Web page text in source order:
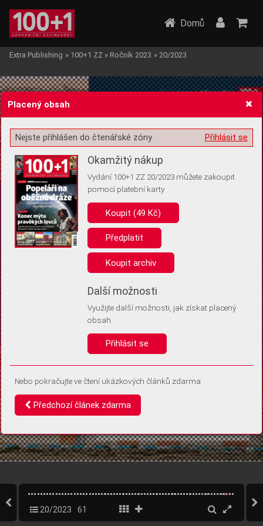
Žádost o souhlas s ukládáním volitelných informací
Pro základní fungování webu nepotřebujeme ukládat žádné informace
(tzv. cookies apod.). Rádi bychom vás ale požádali o souhlas s
uložením volitelných informací:
Anonymní unikátní ID
Díky němu příště poznáme, že se jedná o stejné zařízení, a
Identifikátor je zcela anonymní.
Vaše souhlasy a odmítnutí si ukládáme do vašeho zařízení, abychom se
vás už příště znovu neptali. Můžete je kdykoli později upravit ve Správě
Domů
Extra Publishing » 100+1 ZZ » Ročník 2023 » 20/2023
20/2023 61
Placený obsah
Přihlásit se
Nejste přihlášen do čtenářské zóny
Okamžitý nákup
Vydání 100+1 ZZ 20/2023 můžete zakoupit
pomocí platební karty
Koupit (49 Kč)
Předplatit
Koupit archiv
Další možnosti
Využijte další možnosti, jak získat placený
obsah
Přihlásit se
Nebo pokračujte ve čtení ukázkových článků zdarma
Předchozí článek zdarma